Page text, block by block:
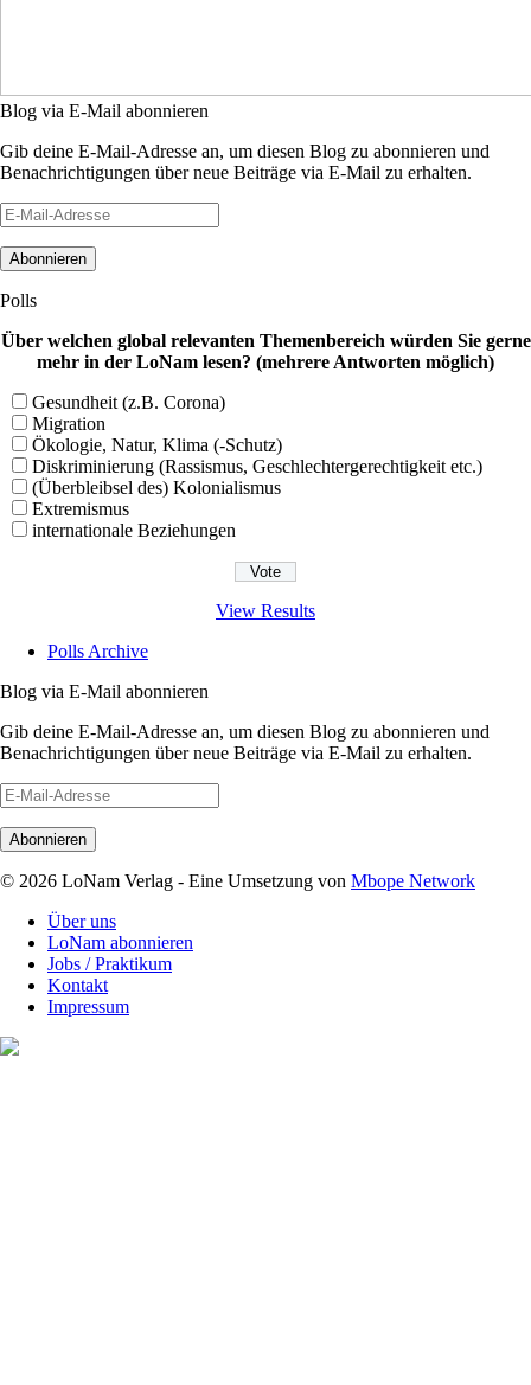
Blog via E-Mail abonnieren
Gib deine E-Mail-Adresse an, um diesen Blog zu abonnieren und
Benachrichtigungen über neue Beiträge via E-Mail zu erhalten.
E-
Mail-
Adresse
Polls
Über welchen global relevanten Themenbereich würden Sie gerne
mehr in der LoNam lesen? (mehrere Antworten möglich)
Gesundheit (z.B. Corona)
Migration
Ökologie, Natur, Klima (-Schutz)
Diskriminierung (Rassismus, Geschlechtergerechtigkeit etc.)
(Überbleibsel des) Kolonialismus
Extremismus
internationale Beziehungen
View Results
Polls Archive
Blog via E-Mail abonnieren
Gib deine E-Mail-Adresse an, um diesen Blog zu abonnieren und
Benachrichtigungen über neue Beiträge via E-Mail zu erhalten.
E-
Mail-
Adresse
© 2026 LoNam Verlag - Eine Umsetzung von Mbope Network
Über uns
LoNam abonnieren
Jobs / Praktikum
Kontakt
Impressum